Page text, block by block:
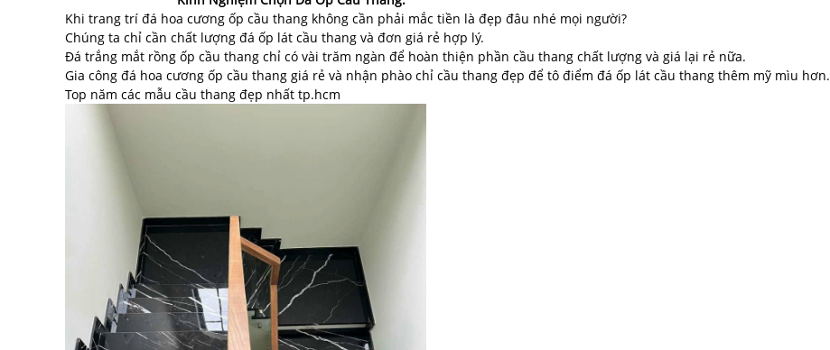
Khi trang trí đá hoa cương ốp cầu thang không cần phải mắc tiền là đẹp đâu nhé mọi người?
Chúng ta chỉ cần chất lượng đá ốp lát cầu thang và đơn giá rẻ hợp lý.
Đá trắng mắt rồng ốp cầu thang chỉ có vài trăm ngàn để hoàn thiện phần cầu thang chất lượng và giá lại rẻ nữa.
Gia công đá hoa cương ốp cầu thang giá rẻ và nhận phào chỉ cầu thang đẹp để tô điểm đá ốp lát cầu thang thêm mỹ mìu hơn.
Top năm các mẫu cầu thang đẹp nhất tp.hcm